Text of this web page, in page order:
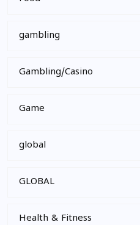
gambling
Gambling/Casino
Game
global
GLOBAL
Health & Fitness